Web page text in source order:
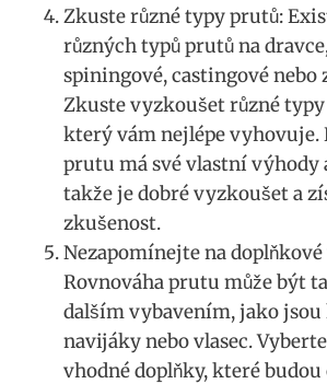
Zkuste‍ různé⁤ typy⁢ prutů:
různých typů prutů ‌na
spiningové, castingové nebo
Zkuste‍ vyzkoušet různé
který‌ vám ⁢nejlépe⁢ vyhovuje.
prutu má‌ své vlastní výhody
takže je dobré vyzkoušet a
zkušenost.
Nezapomínejte na
Rovnováha prutu⁤ může být
dalším‌ vybavením,⁢ jako
navijáky nebo vlasec.
vhodné​ doplňky, které